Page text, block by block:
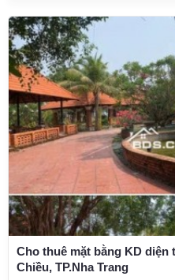
Cho thuê mặt bằng KD
Chiều, TP.Nha Trang